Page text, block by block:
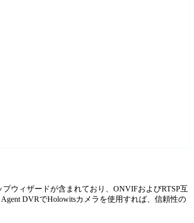
ウィザードが含まれており、ONVIFおよびRTSP互
DVRでHolowitsカメラを使用すれば、信頼性の